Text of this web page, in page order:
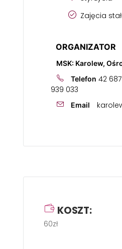
Zajęcia
ORGANIZATOR
MSK: Karolew,
Telefon 42
939 033
Email
KOSZT:
60zł